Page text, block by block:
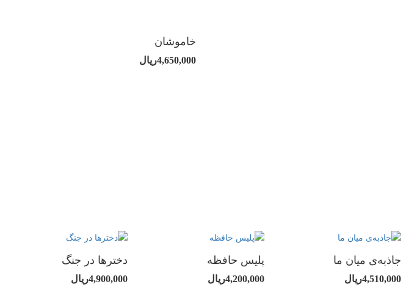
خاموشان
4,650,000ریال
جاذبه‌ی میان ما
4,510,000ریال
پلیس حافظه
4,200,000ریال
دخترها در جنگ
4,900,000ریال